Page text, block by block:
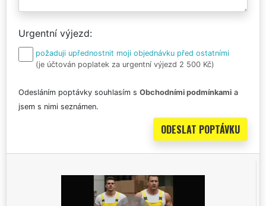
Urgentní výjezd
požaduji upřednostnit moji objednávku před ostatními
(je účtován poplatek za urgentní výjezd 2 500 Kč)
Odesláním poptávky souhlasím s Obchodními podmínkami a
jsem s nimi seznámen.